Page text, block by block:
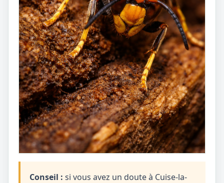
Conseil : si vous avez un doute à Cuise-la-